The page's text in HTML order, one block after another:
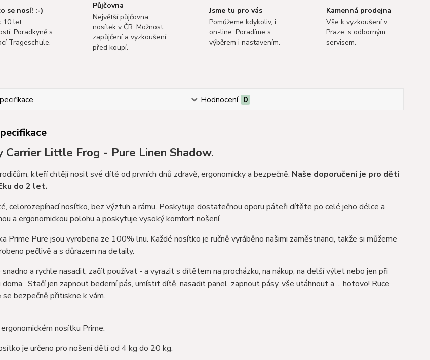
se nosí! :-)
10 let
Poradkyně s
Trageschule.
Půjčovna
Největší půjčovna
nosítek v ČR. Možnost
zapůjčení a vyzkoušení
před koupí.
Jsme tu pro vás
Pomůžeme kdykoliv, i
on-line. Poradíme s
výběrem i nastavením.
Kamenná prodejna
Vše k vyzkoušení v
Praze, s odborným
servisem.
Hodnocení 0
Carrier Little Frog - Pure Linen Shadow.
kteří chtějí nosit své dítě od prvních dnů zdravě, ergonomicky a bezpečně. Naše doporučení je pro děti
do 2 let.
celorozepínací nosítko, bez výztuh a rámu. Poskytuje dostatečnou oporu páteři dítěte po celé jeho délce a
a ergonomickou polohu a poskytuje vysoký komfort nošení.
Prime Pure jsou vyrobena ze 100% lnu. Každé nosítko je ručně vyráběno našimi zaměstnanci, takže si můžeme
pečlivě a s důrazem na detaily.
a rychle nasadit, začít používat - a vyrazit s dítětem na procházku, na nákup, na delší výlet nebo jen při
doma. Stačí jen zapnout bederní pás, umístit dítě, nasadit panel, zapnout pásy, vše utáhnout a ... hotovo! Ruce
bezpečně přitiskne k vám.
nosítku Prime:
je určeno pro nošení dětí od 4 kg do 20 kg.